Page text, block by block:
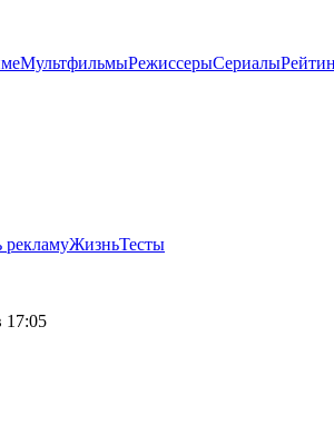
МультфильмыРежиссерыСериалы
рекламуЖизньТесты
17:05